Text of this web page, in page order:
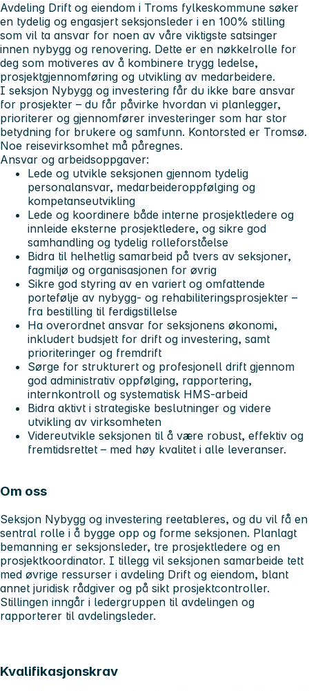
Avdeling Drift og eiendom i Troms fylkeskommune søker
en tydelig og engasjert seksjonsleder i en 100% stilling
som vil ta ansvar for noen av våre viktigste satsinger
innen nybygg og renovering. Dette er en nøkkelrolle for
deg som motiveres av å kombinere trygg ledelse,
prosjektgjennomføring og utvikling av medarbeidere.
I seksjon Nybygg og investering får du ikke bare ansvar
for prosjekter – du får påvirke hvordan vi planlegger,
prioriterer og gjennomfører investeringer som har stor
betydning for brukere og samfunn. Kontorsted er Tromsø.
Noe reisevirksomhet må påregnes.
Ansvar og arbeidsoppgaver:
Lede og utvikle seksjonen gjennom tydelig
personalansvar, medarbeideroppfølging og
kompetanseutvikling
Lede og koordinere både interne prosjektledere og
innleide eksterne prosjektledere, og sikre god
samhandling og tydelig rolleforståelse
Bidra til helhetlig samarbeid på tvers av seksjoner,
fagmiljø og organisasjonen for øvrig
Sikre god styring av en variert og omfattende
portefølje av nybygg- og rehabiliteringsprosjekter –
fra bestilling til ferdigstillelse
Ha overordnet ansvar for seksjonens økonomi,
inkludert budsjett for drift og investering, samt
prioriteringer og fremdrift
Sørge for strukturert og profesjonell drift gjennom
god administrativ oppfølging, rapportering,
internkontroll og systematisk HMS-arbeid
Bidra aktivt i strategiske beslutninger og videre
utvikling av virksomheten
Videreutvikle seksjonen til å være robust, effektiv og
fremtidsrettet – med høy kvalitet i alle leveranser.
Om oss
Seksjon Nybygg og investering reetableres, og du vil få en
sentral rolle i å bygge opp og forme seksjonen. Planlagt
bemanning er seksjonsleder, tre prosjektledere og en
prosjektkoordinator. I tillegg vil seksjonen samarbeide tett
med øvrige ressurser i avdeling Drift og eiendom, blant
annet juridisk rådgiver og på sikt prosjektcontroller.
Stillingen inngår i ledergruppen til avdelingen og
rapporterer til avdelingsleder.
Kvalifikasjonskrav